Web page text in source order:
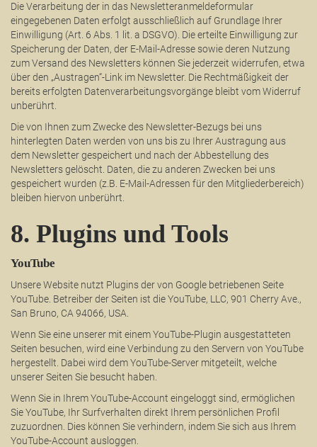
Die Verarbeitung der in das Newsletteranmeldeformular
eingegebenen Daten erfolgt ausschließlich auf Grundlage Ihrer
Einwilligung (Art. 6 Abs. 1 lit. a DSGVO). Die erteilte Einwilligung zur
Speicherung der Daten, der E-Mail-Adresse sowie deren Nutzung
zum Versand des Newsletters können Sie jederzeit widerrufen, etwa
über den „Austragen“-Link im Newsletter. Die Rechtmäßigkeit der
bereits erfolgten Datenverarbeitungsvorgänge bleibt vom Widerruf
unberührt.
Die von Ihnen zum Zwecke des Newsletter-Bezugs bei uns
hinterlegten Daten werden von uns bis zu Ihrer Austragung aus
dem Newsletter gespeichert und nach der Abbestellung des
Newsletters gelöscht. Daten, die zu anderen Zwecken bei uns
gespeichert wurden (z.B. E-Mail-Adressen für den Mitgliederbereich)
bleiben hiervon unberührt.
8. Plugins und Tools
YouTube
Unsere Website nutzt Plugins der von Google betriebenen Seite
YouTube. Betreiber der Seiten ist die YouTube, LLC, 901 Cherry Ave.,
San Bruno, CA 94066, USA.
Wenn Sie eine unserer mit einem YouTube-Plugin ausgestatteten
Seiten besuchen, wird eine Verbindung zu den Servern von YouTube
hergestellt. Dabei wird dem YouTube-Server mitgeteilt, welche
unserer Seiten Sie besucht haben.
Wenn Sie in Ihrem YouTube-Account eingeloggt sind, ermöglichen
Sie YouTube, Ihr Surfverhalten direkt Ihrem persönlichen Profil
zuzuordnen. Dies können Sie verhindern, indem Sie sich aus Ihrem
YouTube-Account ausloggen.